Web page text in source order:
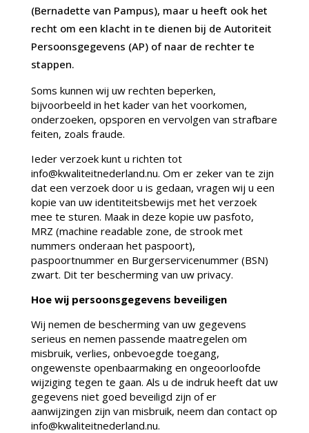
(Bernadette van Pampus), maar u heeft ook het
recht om een klacht in te dienen bij de Autoriteit
Persoonsgegevens (AP) of naar de rechter te
stappen.
Soms kunnen wij uw rechten beperken,
bijvoorbeeld in het kader van het voorkomen,
onderzoeken, opsporen en vervolgen van strafbare
feiten, zoals fraude.
Ieder verzoek kunt u richten tot
info@kwaliteitnederland.nu. Om er zeker van te zijn
dat een verzoek door u is gedaan, vragen wij u een
kopie van uw identiteitsbewijs met het verzoek
mee te sturen. Maak in deze kopie uw pasfoto,
MRZ (machine readable zone, de strook met
nummers onderaan het paspoort),
paspoortnummer en Burgerservicenummer (BSN)
zwart. Dit ter bescherming van uw privacy.
Hoe wij persoonsgegevens beveiligen
Wij nemen de bescherming van uw gegevens
serieus en nemen passende maatregelen om
misbruik, verlies, onbevoegde toegang,
ongewenste openbaarmaking en ongeoorloofde
wijziging tegen te gaan. Als u de indruk heeft dat uw
gegevens niet goed beveiligd zijn of er
aanwijzingen zijn van misbruik, neem dan contact op
info@kwaliteitnederland.nu.